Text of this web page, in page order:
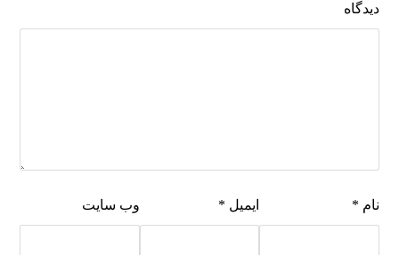
دیدگاه
نام * ایمیل * وب‌ سایت